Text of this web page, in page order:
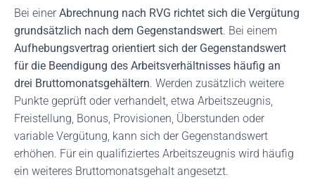
Bei einerAbrechnung nach RVG richtet sich die Vergütung
grundsätzlich nach dem Gegenstandswert. Bei einem
Aufhebungsvertrag orientiert sich der Gegenstandswert
für die Beendigung des Arbeitsverhältnisses häufig an
drei Bruttomonatsgehältern. Werden zusätzlich weitere
Punkte geprüft oder verhandelt, etwa Arbeitszeugnis,
Freistellung, Bonus, Provisionen, Überstunden oder
variable Vergütung, kann sich der Gegenstandswert
erhöhen. Für ein qualifiziertes Arbeitszeugnis wird häufig
ein weiteres Bruttomonatsgehalt angesetzt.